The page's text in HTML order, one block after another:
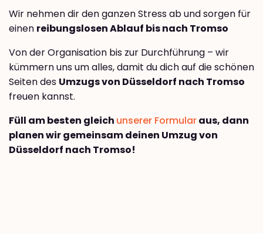
Wir nehmen dir den ganzen Stress ab und sorgen für
einen reibungslosen Ablauf bis nach Tromso
Von der Organisation bis zur Durchführung – wir
kümmern uns um alles, damit du dich auf die schönen
Seiten des Umzugs von Düsseldorf nach Tromso
freuen kannst.
Füll am besten gleich unserer Formularaus, dann
planen wir gemeinsam deinen Umzug von
Düsseldorf nach Tromso!